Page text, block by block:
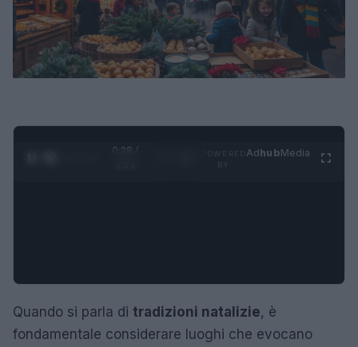
0:29 /
AdhubMedia
Quando si parla di tradizioni natalizie, è
fondamentale considerare luoghi che evocano